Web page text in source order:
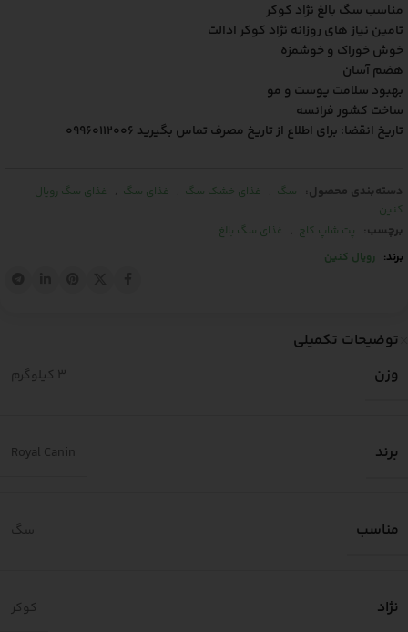
مناسب سگ بالغ نژاد کوکر
تامین نیاز های روزانه نژاد کوکر ادالت
خوش خوراک و خوشمزه
هضم آسان
بهبود سلامت پوست و مو
ساخت کشور فرانسه
تاریخ انقضا: برای اطلاع از تاریخ مصرف تماس بگیرید 09960112006
دسته‌بندی محصول: سگ , غذای خشک سگ , غذای سگ , غذای سگ رویال
کنین
برچسب: پت شاپ کاج , غذای سگ بالغ
برند: رویال کنین
توضیحات تکمیلی
وزن
3 کیلوگرم
برند Royal Canin
مناسب سگ
نژاد کوکر